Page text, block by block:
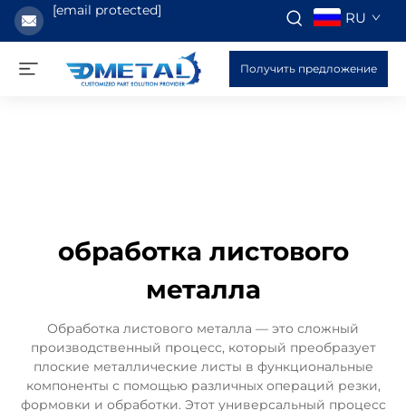
[email protected] RU
Получить предложение
обработка листового
металла
Обработка листового металла — это сложный
производственный процесс, который преобразует
плоские металлические листы в функциональные
компоненты с помощью различных операций резки,
формовки и обработки. Этот универсальный процесс